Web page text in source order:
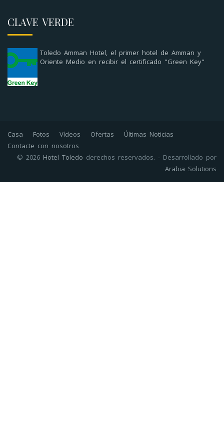
CLAVE VERDE
Toledo Amman Hotel, el primer hotel de Amman y
Oriente Medio en recibir el certificado "Green Key"
Casa Fotos Vídeos Ofertas
Últimas Noticias
Contacte con nosotros
© 2026 Hotel Toledo derechos reservados. - Desarrollado por
Arabia Solutions